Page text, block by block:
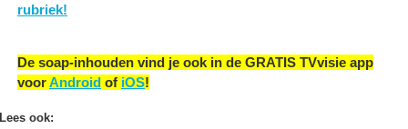
rubriek!
De soap-inhouden vind je ook in de GRATIS TVvisie app
voorAndroid of iOS!
Lees ook: